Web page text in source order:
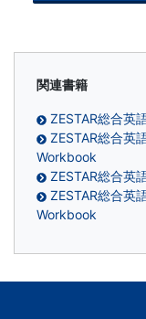
関連書籍
ZESTAR総合英
ZESTAR総合英
Workbook
ZESTAR総合英
ZESTAR総合英
Workbook